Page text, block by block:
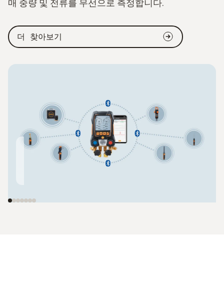
매 중량 및 전류를 무선으로 측정합니다.
더 찾아보기
자동
충전 시스템
무선
진공 프로브
클램프
온도 프로브